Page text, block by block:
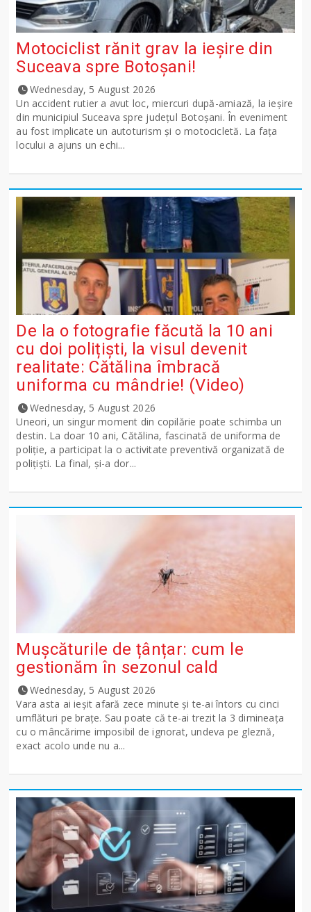
Motociclist rănit grav la ieșire din
Suceava spre Botoșani!
Wednesday, 5 August 2026
Un accident rutier a avut loc, miercuri după-amiază, la ieșire
din municipiul Suceava spre județul Botoșani. În eveniment
au fost implicate un autoturism și o motocicletă. La fața
locului a ajuns un echi...
De la o fotografie făcută la 10 ani
cu doi polițiști, la visul devenit
realitate: Cătălina îmbracă
uniforma cu mândrie! (Video)
Wednesday, 5 August 2026
Uneori, un singur moment din copilărie poate schimba un
destin. La doar 10 ani, Cătălina, fascinată de uniforma de
poliție, a participat la o activitate preventivă organizată de
polițiști. La final, și-a dor...
Mușcăturile de țânțar: cum le
gestionăm în sezonul cald
Wednesday, 5 August 2026
Vara asta ai ieșit afară zece minute și te-ai întors cu cinci
umflături pe brațe. Sau poate că te-ai trezit la 3 dimineața
cu o mâncărime imposibil de ignorat, undeva pe gleznă,
exact acolo unde nu a...